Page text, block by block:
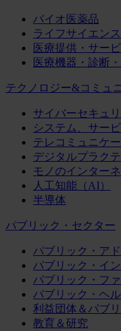
バイオ医薬品
ライフサイエン
医療提供・サー
医療機器・診断
テクノロジー&コミュ
サイバーセキュ
システム、サー
テレコミュニケ
デジタルプラク
モノのインター
人工知能（AI）
半導体
パブリック・セクター
パブリック・ア
パブリック・イ
パブリック・フ
パブリック・ヘ
利益団体＆パブ
教育＆研究